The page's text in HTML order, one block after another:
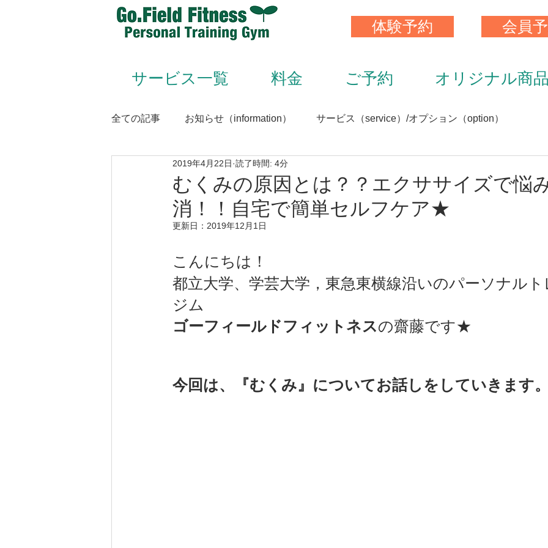
体験予約 会員
サービス一覧 料金 ご予約 オリジナル商品
全ての記事 お知らせ（information） サービス（service）/オプション（option）
Animal Flow（アニマルフロー）
Conditioning＆Mentenance サプリメント（supplement） アイテム（item）
トレーナー（trainer）／スタッフ（staff）
健康（wellness）
むくみの原因とは？？エクササイズで悩
消！！自宅で簡単セルフケア★
2019年4月22日 読了時間: 4分
更新日： 2019年12月1日
こんにちは！
都立大学、学芸大学，東急東横線沿いのパーソナル
ジム
ゴーフィールドフィットネスの齋藤です★
今回は、『むくみ』についてお話しをしていきます。